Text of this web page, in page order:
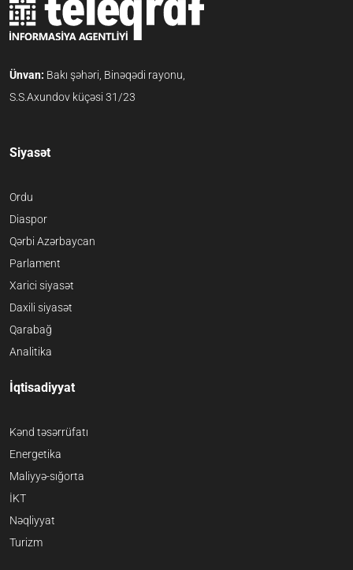
Ünvan: Bakı şəhəri, Binəqədi rayonu,
S.S.Axundov küçəsi 31/23
Siyasət
Ordu
Diaspor
Qərbi Azərbaycan
Parlament
Xarici siyasət
Daxili siyasət
Qarabağ
Analitika
İqtisadiyyat
Kənd təsərrüfatı
Energetika
Maliyyə-sığorta
İKT
Nəqliyyat
Turizm